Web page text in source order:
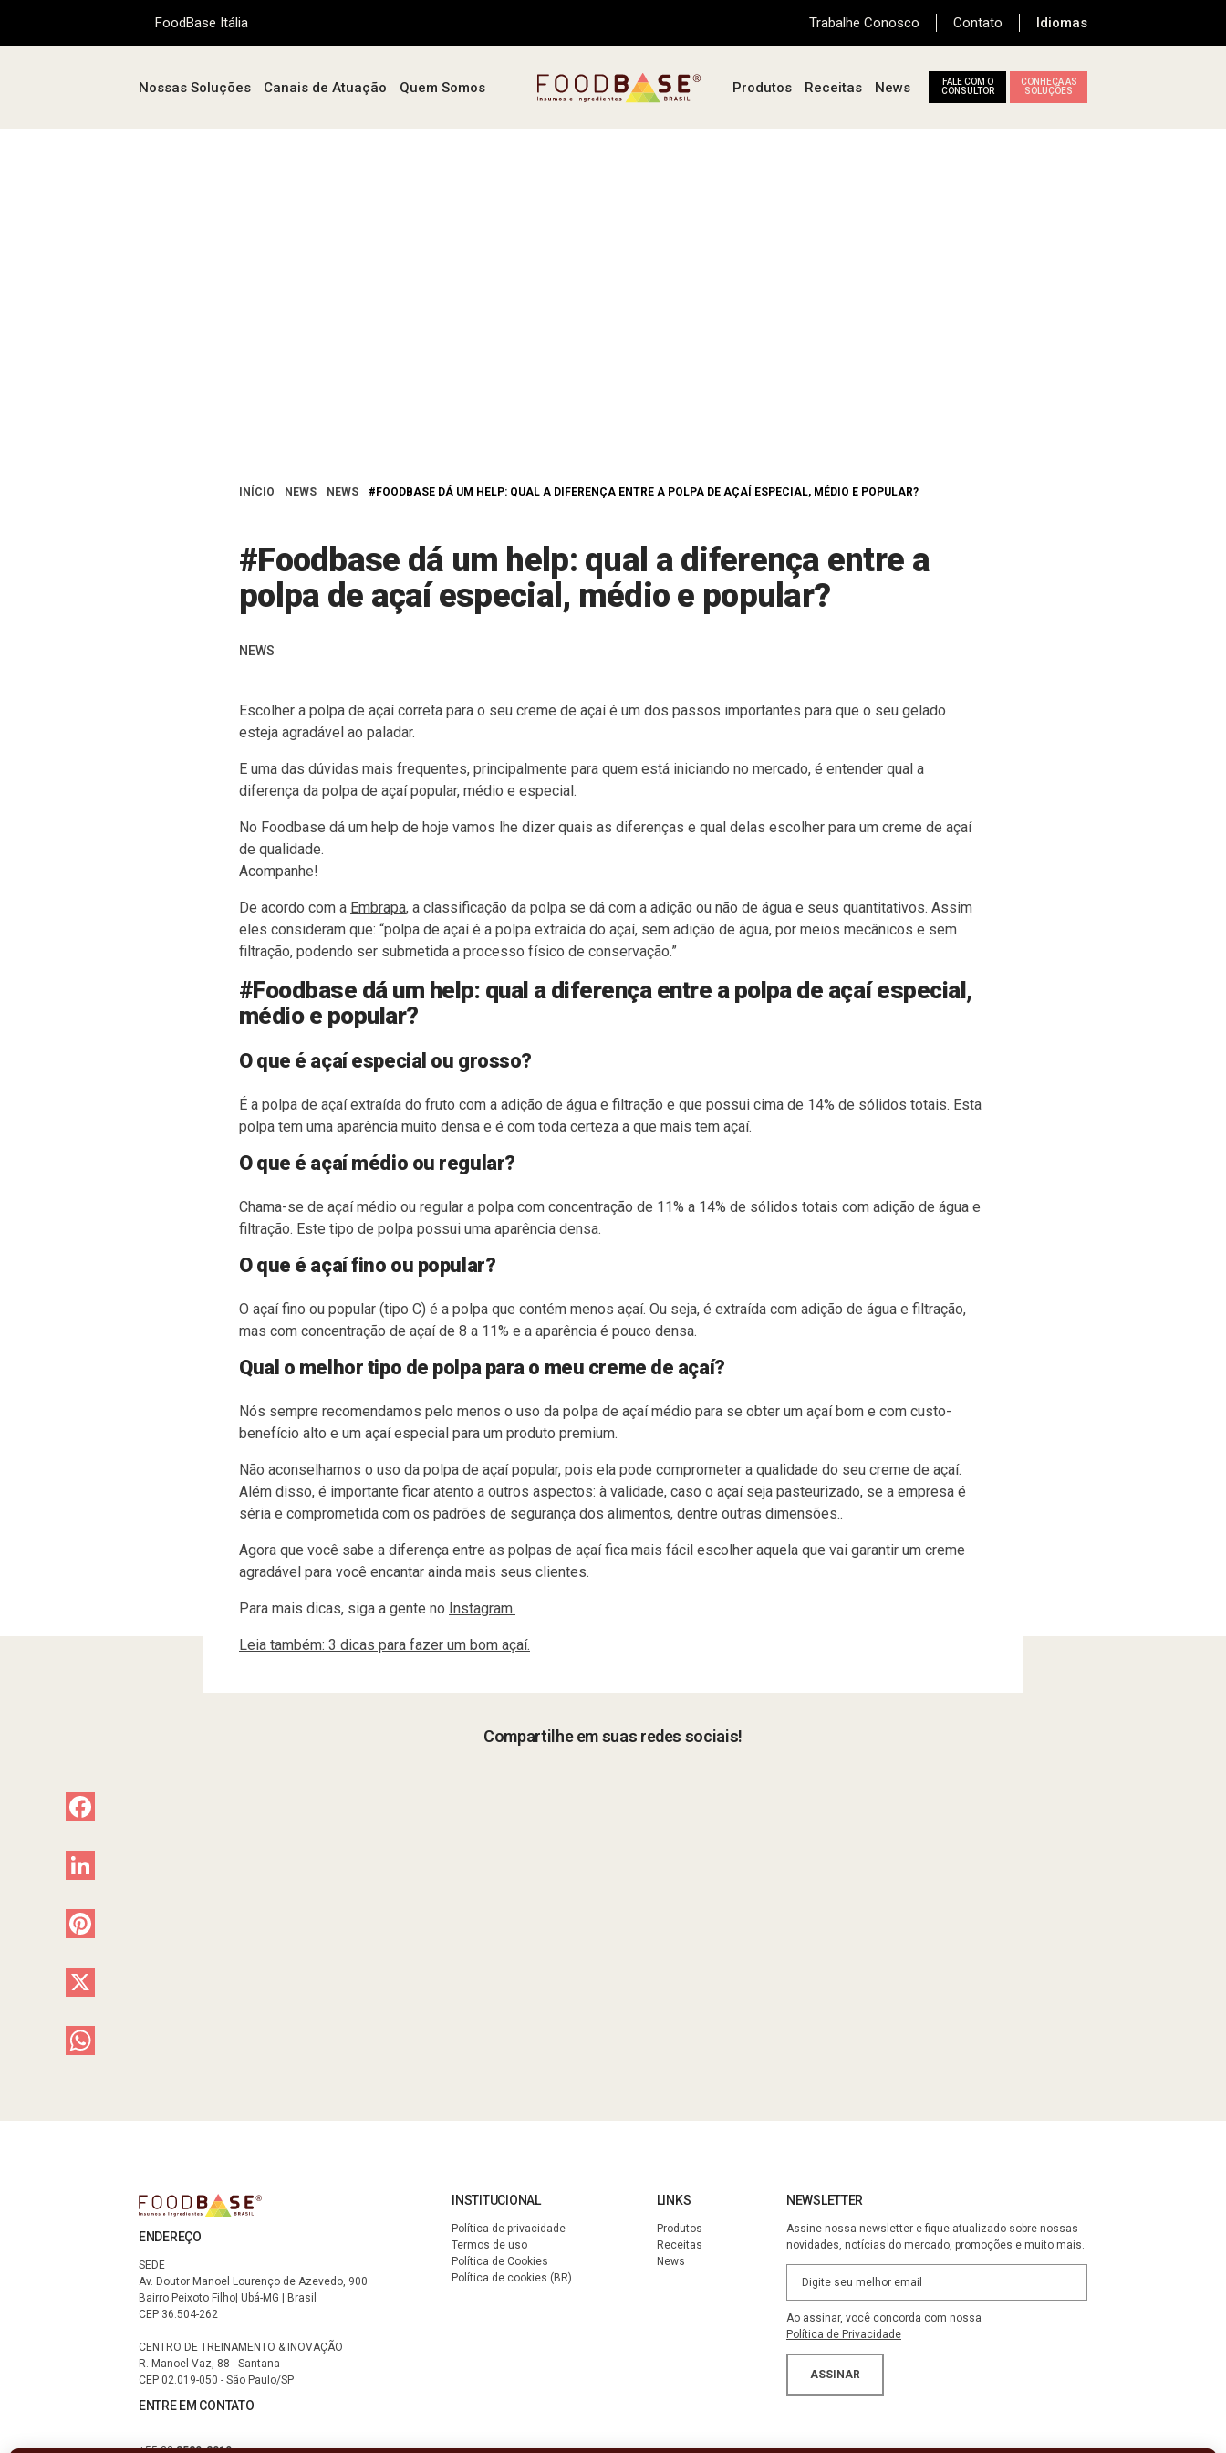
FoodBase Itália Trabalhe Conosco Contato Idiomas
Nossas Soluções Canais de Atuação Quem Somos Produtos Receitas News
FALE COM O
CONSULTOR
CONHEÇA AS
SOLUÇÕES
INÍCIO NEWS NEWS #FOODBASE DÁ UM HELP: QUAL A DIFERENÇA ENTRE A POLPA DE AÇAÍ ESPECIAL, MÉDIO E POPULAR?
#Foodbase dá um help: qual a diferença entre a
polpa de açaí especial, médio e popular?
NEWS
Escolher a polpa de açaí correta para o seu creme de açaí é um dos passos importantes para que o seu gelado
esteja agradável ao paladar.
E uma das dúvidas mais frequentes, principalmente para quem está iniciando no mercado, é entender qual a
diferença da polpa de açaí popular, médio e especial.
No Foodbase dá um help de hoje vamos lhe dizer quais as diferenças e qual delas escolher para um creme de açaí
de qualidade.
Acompanhe!
De acordo com a Embrapa, a classificação da polpa se dá com a adição ou não de água e seus quantitativos. Assim
eles consideram que: “polpa de açaí é a polpa extraída do açaí, sem adição de água, por meios mecânicos e sem
filtração, podendo ser submetida a processo físico de conservação.”
#Foodbase dá um help: qual a diferença entre a polpa de açaí especial,
médio e popular?
O que é açaí especial ou grosso?
É a polpa de açaí extraída do fruto com a adição de água e filtração e que possui cima de 14% de sólidos totais. Esta
polpa tem uma aparência muito densa e é com toda certeza a que mais tem açaí.
O que é açaí médio ou regular?
Chama-se de açaí médio ou regular a polpa com concentração de 11% a 14% de sólidos totais com adição de água e
filtração. Este tipo de polpa possui uma aparência densa.
O que é açaí fino ou popular?
O açaí fino ou popular (tipo C) é a polpa que contém menos açaí. Ou seja, é extraída com adição de água e filtração,
mas com concentração de açaí de 8 a 11% e a aparência é pouco densa.
Qual o melhor tipo de polpa para o meu creme de açaí?
Nós sempre recomendamos pelo menos o uso da polpa de açaí médio para se obter um açaí bom e com custo-
benefício alto e um açaí especial para um produto premium.
Não aconselhamos o uso da polpa de açaí popular, pois ela pode comprometer a qualidade do seu creme de açaí.
Além disso, é importante ficar atento a outros aspectos: à validade, caso o açaí seja pasteurizado, se a empresa é
séria e comprometida com os padrões de segurança dos alimentos, dentre outras dimensões..
Agora que você sabe a diferença entre as polpas de açaí fica mais fácil escolher aquela que vai garantir um creme
agradável para você encantar ainda mais seus clientes.
Para mais dicas, siga a gente no Instagram.
Leia também: 3 dicas para fazer um bom açaí.
Compartilhe em suas redes sociais!
ENDEREÇO
SEDE
Av. Doutor Manoel Lourenço de Azevedo, 900
Bairro Peixoto Filho| Ubá-MG | Brasil
CEP 36.504-262
CENTRO DE TREINAMENTO & INOVAÇÃO
R. Manoel Vaz, 88 - Santana
CEP 02.019-050 - São Paulo/SP
ENTRE EM CONTATO
+55 323529-2019
INSTITUCIONAL
Política de privacidade
Termos de uso
Política de Cookies
Política de cookies (BR)
LINKS
Produtos
Receitas
News
NEWSLETTER
Assine nossa newsletter e fique atualizado sobre nossas
novidades, notícias do mercado, promoções e muito mais.
Ao assinar, você concorda com nossa
Política de Privacidade